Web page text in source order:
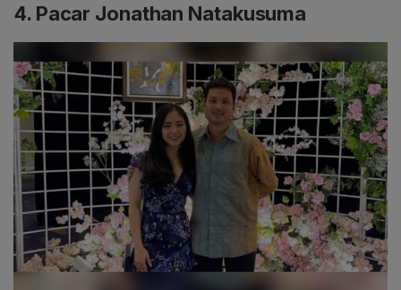
4. Pacar Jonathan Natakusuma